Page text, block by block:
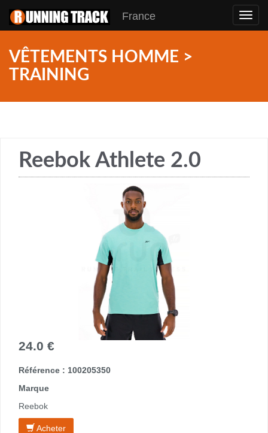
France
VÊTEMENTS HOMME >
TRAINING
Reebok Athlete 2.0
24.0 €
Référence : 100205350
Marque
Reebok
Acheter